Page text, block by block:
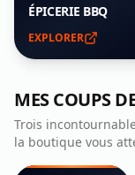
ÉPICERIE BBQ
EXPLORER
MES COUPS
Trois
la boutique vous